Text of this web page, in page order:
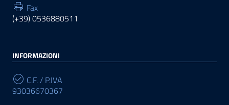
Fax
(+39) 0536880511
INFORMAZIONI
C.F. / P.IVA
93036670367